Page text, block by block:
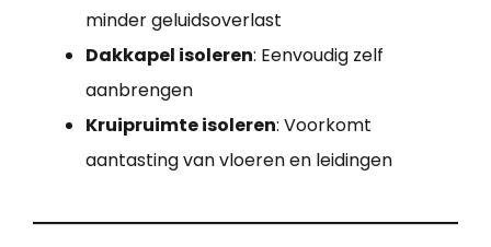
minder geluidsoverlast
Dakkapel isoleren: Eenvoudig zelf
aanbrengen
Kruipruimte isoleren: Voorkomt
aantasting van vloeren en leidingen